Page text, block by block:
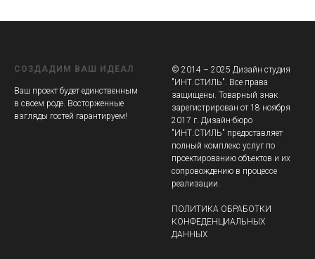
СОЗДАДИМ ВАШ ИДЕАЛ
Ваш проект будет единственным
в своем роде. Восторженные
взгляды гостей гарантируем!
© 2014 – 2025 Дизайн студия
"ИНТ.СТИЛЬ". Все права
защищены. Товарный знак
зарегистрирован от 18 ноября
2017 г. Дизайн-бюро
"ИНТ.СТИЛЬ" предоставляет
полный комплекс услуг по
проектированию объектов и их
сопровождению в процессе
реализации.
ПОЛИТИКА ОБРАБОТКИ
КОНФЕДЕНЦИАЛЬНЫХ
ДАННЫХ